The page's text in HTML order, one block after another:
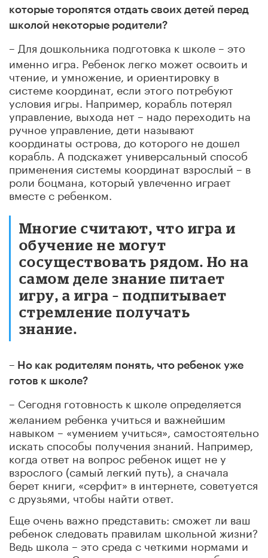
которые торопятся отдать своих детей перед
школой некоторые родители?
– Для дошкольника подготовка к школе – это
именно игра. Ребенок легко может освоить и
чтение, и умножение, и ориентировку в
системе координат, если этого потребуют
условия игры. Например, корабль потерял
управление, выхода нет – надо переходить на
ручное управление, дети называют
координаты острова, до которого не дошел
корабль. А подскажет универсальный способ
применения системы координат взрослый – в
роли боцмана, который увлеченно играет
вместе с ребенком.
Многие считают, что игра и
обучение не могут
сосуществовать рядом. Но на
самом деле знание питает
игру, а игра – подпитывает
стремление получать
знание.
– Но как родителям понять, что ребенок уже
готов к школе?
– Сегодня готовность к школе определяется
желанием ребенка учиться и важнейшим
навыком – «умением учиться», самостоятельно
искать способы получения знаний. Например,
когда ответ на вопрос ребенок ищет не у
взрослого (самый легкий путь), а сначала
берет книги, «серфит» в интернете, советуется
с друзьями, чтобы найти ответ.
Еще очень важно представить: сможет ли ваш
ребенок следовать правилам школьной жизни?
Ведь школа – это среда с четкими нормами и